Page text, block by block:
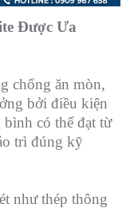
Được Ưa
chống ăn mòn,
bởi điều kiện
có thể đạt từ
trì đúng kỹ
như thép thông